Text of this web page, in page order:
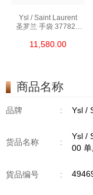
Ysl / Saint Laurent
圣罗兰 手袋 377828
斜挎包
11,580.00
商品名称
品牌 : Ysl /
货品名称 :
Ysl /
00
貨品编号 :